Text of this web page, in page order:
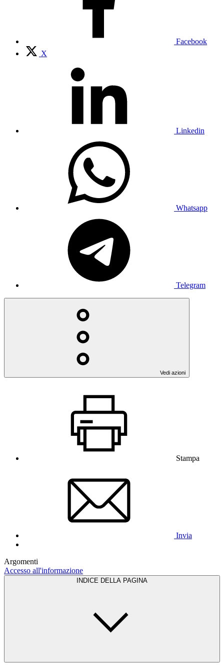
Facebook
X
Linkedin
Whatsapp
Telegram
Vedi azioni
Stampa
Invia
Argomenti
Accesso all'informazione
INDICE DELLA PAGINA